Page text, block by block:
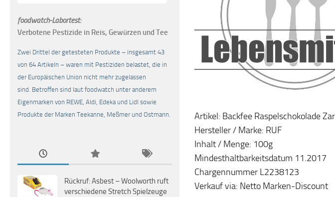
Artikel: Backfee Raspelschokolade
Hersteller / Marke: RUF
Inhalt / Menge: 100g
Mindesthaltbarkeitsdatum 11.2017
Chargennummer L2238123
Verkauf via: Netto Marken-Discount
foodwatch-Labortest:
Verbotene Pestizide in Reis, Gewürzen und Tee
Zwei Drittel der getesteten Produkte – insgesamt 43
von 64 Artikeln – waren mit Pestiziden belastet, die in
der Europäischen Union nicht mehr zugelassen
sind. Betroffen sind laut foodwatch unter anderem
Eigenmarken von REWE, Aldi, Edeka und Lidl sowie
Produkte der Marken Teekanne, Meßmer und Ostmann.
Rückruf: Asbest – Woolworth ruft
verschiedene Stretch Spielzeuge